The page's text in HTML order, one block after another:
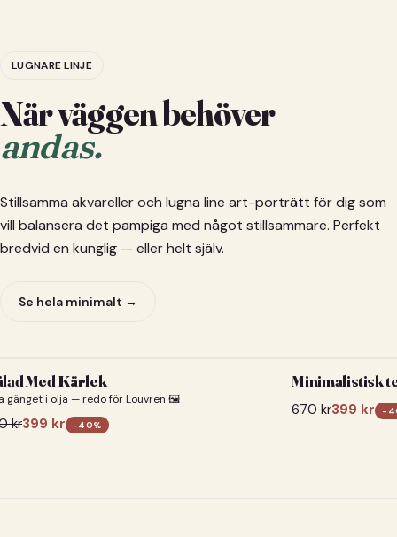
LUGNARE LINJE
När väggen behöver
andas.
Stillsamma akvareller och lugna line art-porträtt för dig som
vill balansera det pampiga med något stillsammare. Perfekt
bredvid en kunglig — eller helt själv.
Se hela minimalt →
Med Kärlek
gänget i olja — redo för Louvren 🖼️
kr399 kr -40%
Minimalistisk
670kr399 kr -